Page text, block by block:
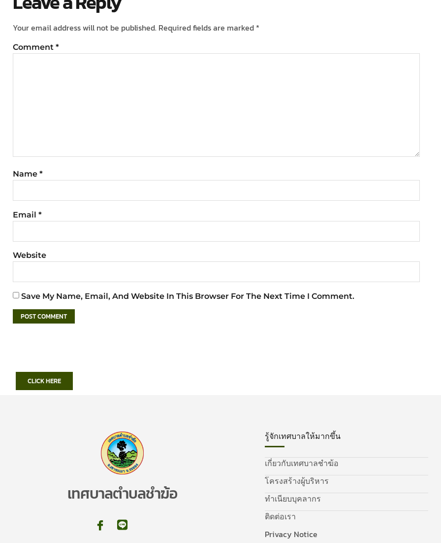
Your email address will not be published. Required fields are marked *
Comment *
Name *
Email *
Website
Save My Name, Email, And Website In This Browser For The Next Time I Comment.
CLICK HERE
เทศบาลตำบลชำฆ้อ
รู้จักเทศบาลให้มากขึ้น
เกี่ยวกับเทศบาลชำฆ้อ
โครงสร้างผู้บริหาร
ทำเนียบบุคลากร
ติดต่อเรา
Privacy Notice